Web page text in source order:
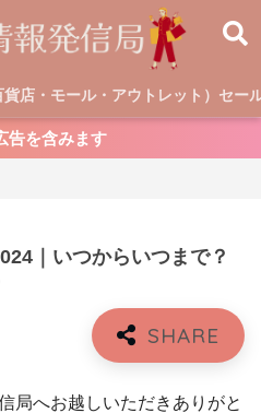
貨店・モール・アウトレット）セー
告を含みます
｜いつからいつまで？
局へお越しいただきありがと